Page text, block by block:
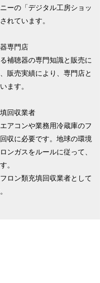
ーの「デジタル工房ショッ
れています。
専門店
補聴器の専門知識と販売に
販売実績により、専門店と
ます。
回収業者
アコンや業務用冷蔵庫のフ
収に必要です。地球の環境
ンガスをルールに従って、
。
ロン類充填回収業者として